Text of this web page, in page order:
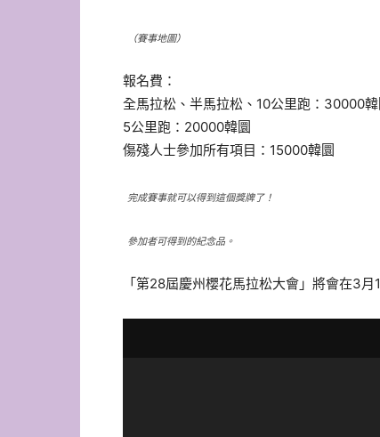
（賽事地圖）
報名費：
全馬拉松、半馬拉松、10公里跑：30000韓
5公里跑：20000韓圜
傷殘人士參加所有項目：15000韓圜
完成賽事就可以得到這個獎牌了！
參加者可得到的紀念品。
「第28屆慶州櫻花馬拉松大會」將會在3